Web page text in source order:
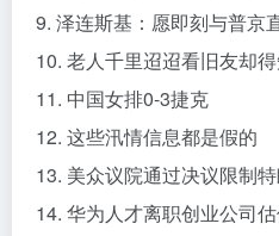
9. 泽连斯基：愿即刻与普京
10. 老人千里迢迢看旧友却
11. 中国女排0-3捷克
12. 这些汛情信息都是假的
13. 美众议院通过决议限制
14. 华为人才离职创业公司